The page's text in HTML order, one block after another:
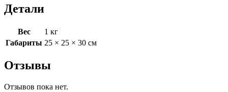
Детали
Вес
1 кг
Габариты 25 × 25 × 30 см
Отзывы
Отзывов пока нет.